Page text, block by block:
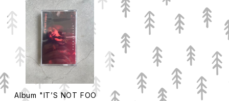
Album "IT’S NOT FOO